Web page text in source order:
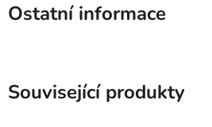
Ostatní informace
Související produkty